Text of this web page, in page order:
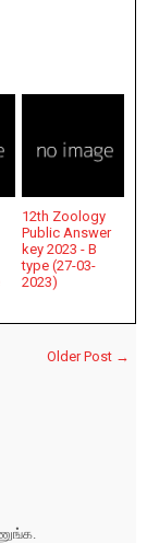
12th Zoology
Public Answer
key 2023 - B
type (27-03-
2023)
Older Post →